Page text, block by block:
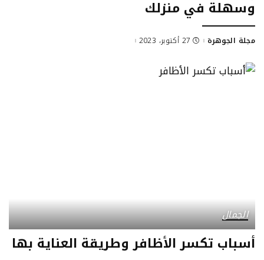
وسهلة في منزلك
Posted
مجلة الجوهرة 27 أكتوبر، 2023
الجمال
أسباب تكسر الأظافر وطريقة العناية بها